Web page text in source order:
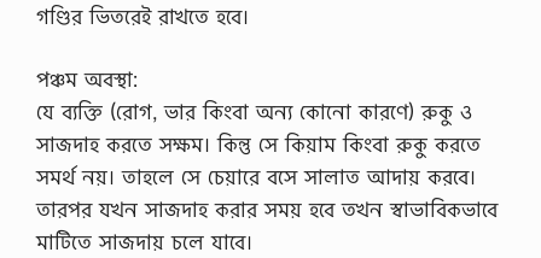
গণ্ডির ভিতরেই রাখতে হবে।
পঞ্চম অবস্থা:
যে ব্যক্তি (রোগ, ভার কিংবা অন্য কোনো কারণে) রুকু ও
সাজদাহ করতে সক্ষম। কিন্তু সে কিয়াম কিংবা রুকু করতে
সমর্থ নয়। তাহলে সে চেয়ারে বসে সালাত আদায় করবে।
তারপর যখন সাজদাহ করার সময় হবে তখন স্বাভাবিকভাবে
মাটিতে সাজদায় চলে যাবে।